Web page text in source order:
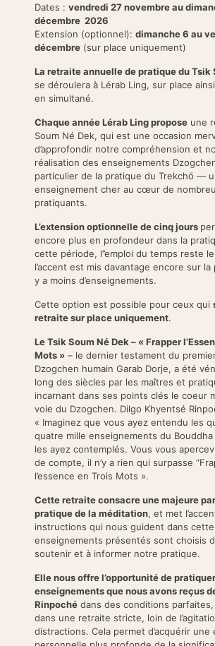
Dates : vendredi 27 novembre au
décembre 2026
Extension (optionnel): dimanche 6 au
décembre (sur place uniquement)
La retraite annuelle de pratique du Tsik
se déroulera à Lérab Ling, sur place ainsi
en simultané.
Chaque année Lérab Ling propose une
Soum Né Dek, qui est une occasion
d’approfondir notre compréhension et
réalisation des enseignements
particulier de la pratique du Trekchö —
enseignement cher au cœur de
pratiquants.
L’extension optionnelle de cinq jours
encore plus en profondeur dans la
cette période, l’’emploi du temps reste
l’accent est mis davantage encore sur
y a moins d’enseignements.
Cette option est possible pour ceux qui
retraite sur place uniquement.
Le Tsik Soum Né Dek – « Frapper
Mots » – le dernier testament du
Dzogchen humain Garab Dorje, a été
long des siècles par les maîtres et
incarnant dans ses points clés le coeur
voie du Dzogchen. Dilgo Khyentsé
« Imaginez que vous ayez entendu les
quatre mille enseignements du
les ayez contemplés. Vous vous
de compte, il n’y a rien qui surpasse
l’essence en Trois Mots ».
Cette retraite consacre une majeure
pratique de la méditation, et met
instructions qui nous guident dans
enseignements présentés sont choisis
soutenir et à informer notre pratique.
Elle nous offre l’opportunité de
enseignements que nous avons reçus
Rinpoché dans des conditions parfaites,
dans une retraite stricte, loin de
distractions. Cela permet d’acquérir une